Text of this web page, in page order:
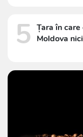
5 Țara în
Moldova